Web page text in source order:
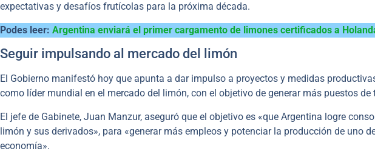
expectativas y desafíos frutícolas para la próxima década.
Podes leer: Argentina enviará el primer cargamento de limones certificados a
Seguir impulsando al mercado del limón
El Gobierno manifestó hoy que apunta a dar impulso a proyectos y medidas
como líder mundial en el mercado del limón, con el objetivo de generar más puestos
El jefe de Gabinete, Juan Manzur, aseguró que el objetivo es «que Argentina logre
limón y sus derivados», para «generar más empleos y potenciar la producción de uno
economía».